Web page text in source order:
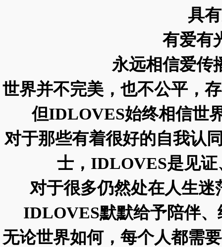
具
有爱有
永远相信爱传
世界并不完美，也不公平，
但IDLOVES始终相信世
对于那些有着很好的自我认
士，IDLOVES是见
对于很多仍然处在人生
IDLOVES默默给予陪伴
无论世界如何，每个人都需